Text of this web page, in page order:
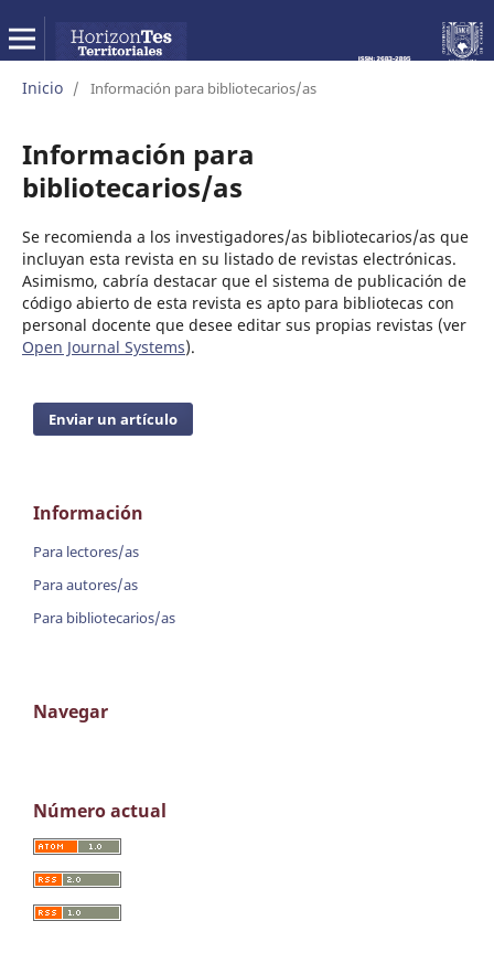
Inicio / Información para bibliotecarios/as
Información para
bibliotecarios/as
Se recomienda a los investigadores/as bibliotecarios/as que
incluyan esta revista en su listado de revistas electrónicas.
Asimismo, cabría destacar que el sistema de publicación de
código abierto de esta revista es apto para bibliotecas con
personal docente que desee editar sus propias revistas (ver
Open Journal Systems).
Enviar un artículo
Información
Para lectores/as
Para autores/as
Para bibliotecarios/as
Navegar
Número actual